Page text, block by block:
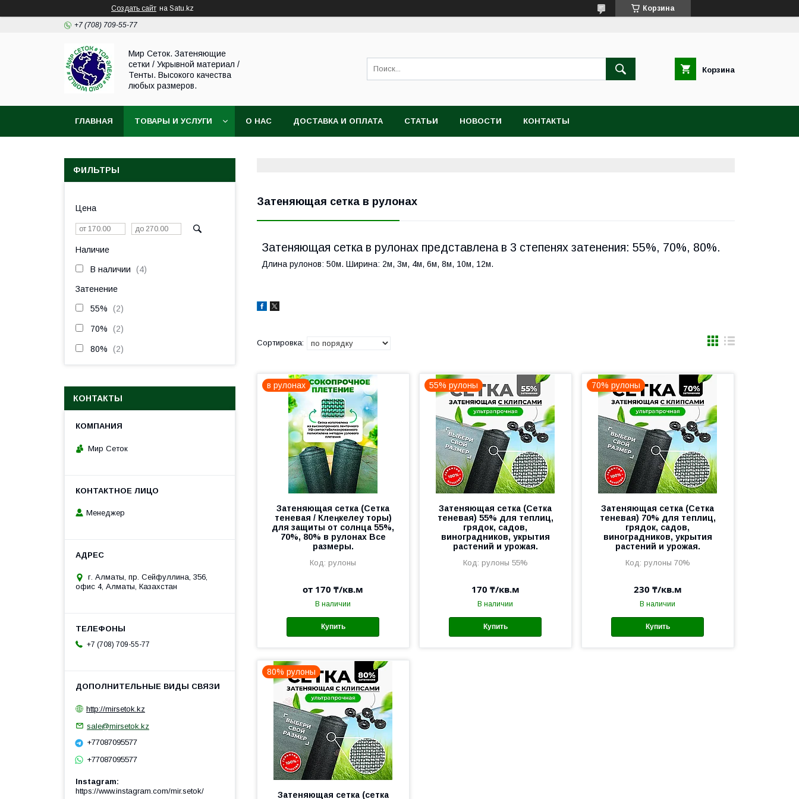
Создать сайт на Satu.kz Корзина
+7 (708) 709-55-77
Мир Сеток. Затеняющие
сетки / Укрывной материал /
Тенты. Высокого качества
любых размеров.
Корзина
ГЛАВНАЯ ТОВАРЫ И УСЛУГИ О НАС ДОСТАВКА И ОПЛАТА СТАТЬИ НОВОСТИ КОНТАКТЫ
Затеняющая сетка в рулонах
Затеняющая сетка в рулонах представлена в 3 степенях затенения: 55%, 70%, 80%.
Длина рулонов: 50м. Ширина: 2м, 3м, 4м, 6м, 8м, 10м, 12м.
в рулонах
Затеняющая сетка (Сетка
теневая / Көлеңкелеу торы)
для защиты от солнца 55%,
70%, 80% в рулонах Все
размеры.
рулоны
от 170 ₸/кв.м
В наличии
Купить
55% рулоны
Затеняющая сетка (Сетка
теневая) 55% для теплиц,
грядок, садов,
виноградников, укрытия
растений и урожая.
рулоны 55%
170 ₸/кв.м
В наличии
Купить
70% рулоны
Затеняющая сетка (Сетка
теневая) 70% для теплиц,
грядок, садов,
виноградников, укрытия
растений и урожая.
рулоны 70%
230 ₸/кв.м
В наличии
Купить
80% рулоны
Затеняющая сетка (сетка
ФИЛЬТРЫ
Цена
Наличие
В наличии 4
Затенение
55% 2
70% 2
80% 2
КОНТАКТЫ
Мир Сеток
Менеджер
г. Алматы, пр. Сейфуллина, 356,
офис 4, Алматы, Казахстан
+7 (708) 709-55-77
http://mirsetok.kz
sale@mirsetok.kz
+77087095577
+77087095577
Instagram
https://www.instagram.com/mir.setok/